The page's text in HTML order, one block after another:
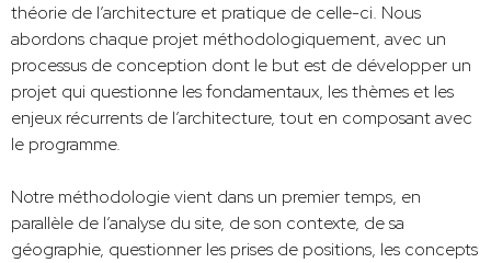
théorie de l’architecture et pratique de celle-ci. Nous
abordons chaque projet méthodologiquement, avec un
processus de conception dont le but est de développer un
projet qui questionne les fondamentaux, les thèmes et les
enjeux récurrents de l’architecture, tout en composant avec
le programme.
Notre méthodologie vient dans un premier temps, en
parallèle de l’analyse du site, de son contexte, de sa
géographie, questionner les prises de positions, les concepts